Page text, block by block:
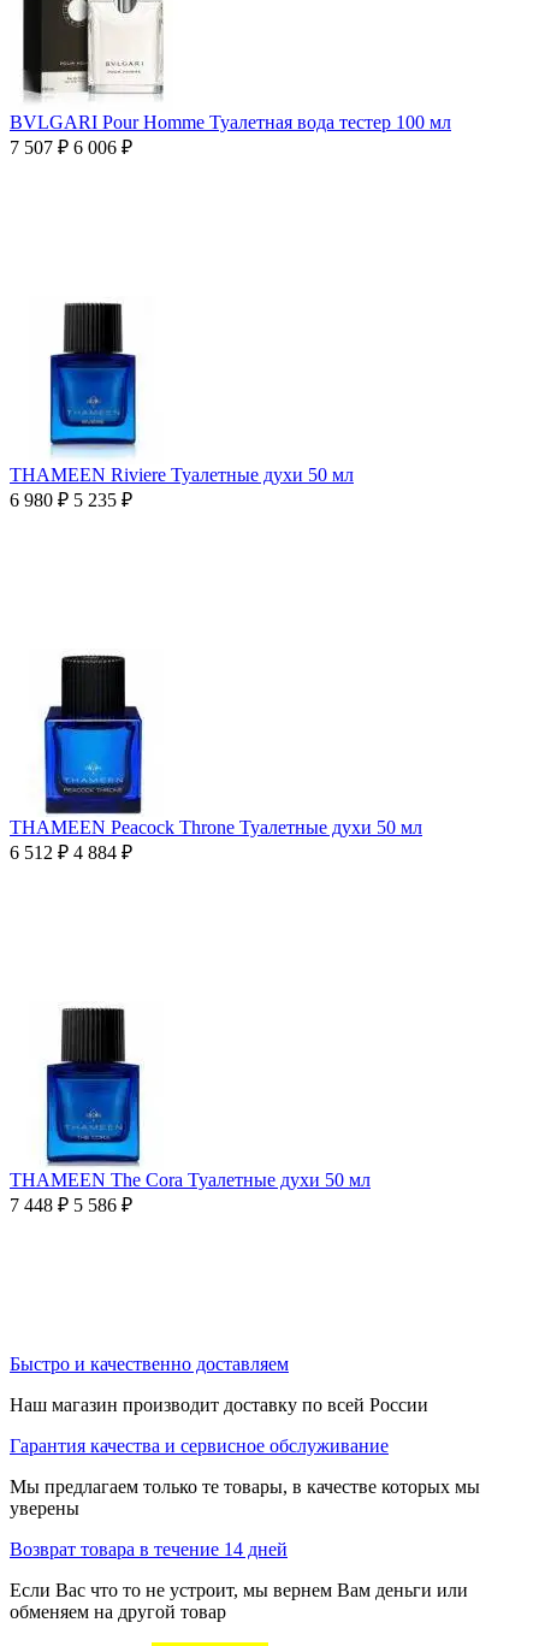
BVLGARI Pour Homme Туалетная вода тестер 100 мл
7 507 ₽ 6 006 ₽
THAMEEN Riviere Туалетные духи 50 мл
6 980 ₽ 5 235 ₽
THAMEEN Peacock Throne Туалетные духи 50 мл
6 512 ₽ 4 884 ₽
THAMEEN The Cora Туалетные духи 50 мл
7 448 ₽ 5 586 ₽
Быстро и качественно доставляем
Наш магазин производит доставку по всей России
Гарантия качества и сервисное обслуживание
Мы предлагаем только те товары, в качестве которых мы
уверены
Возврат товара в течение 14 дней
Если Вас что то не устроит, мы вернем Вам деньги или
обменяем на другой товар